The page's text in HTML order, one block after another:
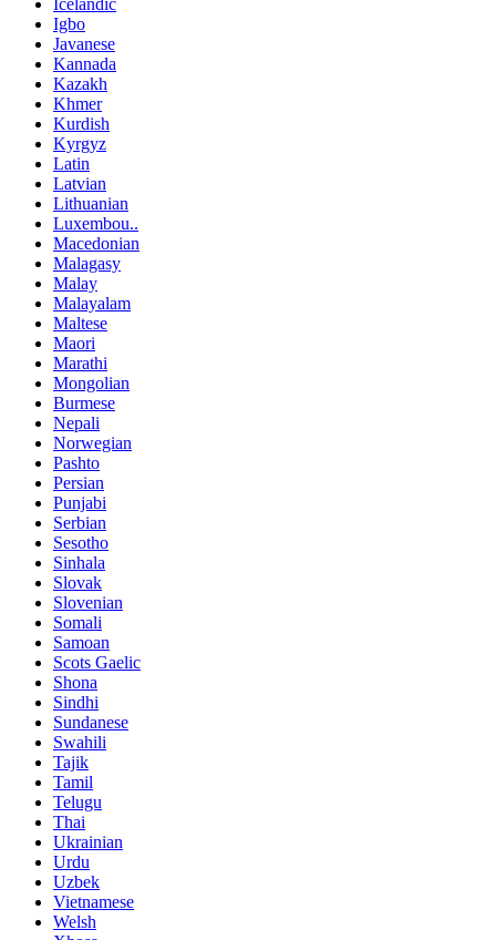
Icelandic
Igbo
Javanese
Kannada
Kazakh
Khmer
Kurdish
Kyrgyz
Latin
Latvian
Lithuanian
Luxembou..
Macedonian
Malagasy
Malay
Malayalam
Maltese
Maori
Marathi
Mongolian
Burmese
Nepali
Norwegian
Pashto
Persian
Punjabi
Serbian
Sesotho
Sinhala
Slovak
Slovenian
Somali
Samoan
Scots Gaelic
Shona
Sindhi
Sundanese
Swahili
Tajik
Tamil
Telugu
Thai
Ukrainian
Urdu
Uzbek
Vietnamese
Welsh